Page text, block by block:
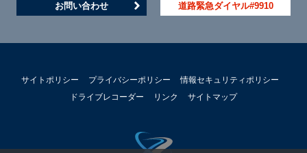
お問い合わせ 道路緊急ダイヤル#9910
サイトポリシー プライバシーポリシー
情報セキュリティポリシー
ドライブレコーダー
リンク サイトマップ